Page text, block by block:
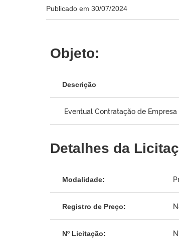
Publicado em 30/07/2024
Objeto:
Descrição
Eventual Contratação de
Detalhes da
Modalidade:
Registro de Preço:
Nº Licitação: